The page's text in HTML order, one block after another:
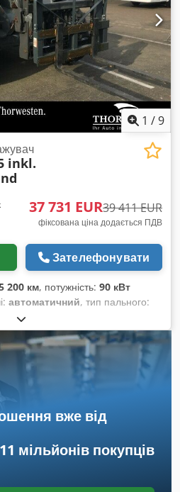
1 /9
inkl.
37 731 EUR39 411 EUR
фіксована ціна додається ПДВ
Зателефонувати
200 км, потужність: 90 кВт
автоматичний, тип пального:
загальна вага:
вага навантаження:2 900
мм, кількість місць:1, перша
, загальна висота:
інше , колісна база: 2 850 мм
вже від
11 мільйонів покупців